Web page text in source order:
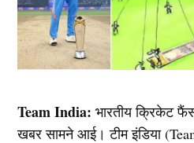
Team India: भारतीय क्रिकेट
खबर सामने आई। टीम इंडिया